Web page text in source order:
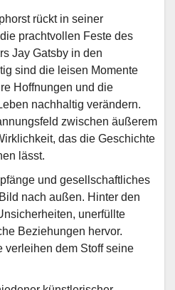
rückt in seiner
prachtvollen Feste des
Jay Gatsby in den
sind die leisen Momente
Hoffnungen und die
nachhaltig verändern.
zwischen äußerem
das die Geschichte
lässt.
und gesellschaftliches
nach außen. Hinter den
unerfüllte
Beziehungen hervor.
verleihen dem Stoff seine